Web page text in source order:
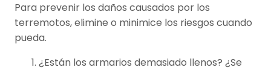
Para prevenir los daños causados por los
terremotos, elimine o minimice los riesgos cuando
pueda.
¿Están los armarios demasiado llenos? ¿Se